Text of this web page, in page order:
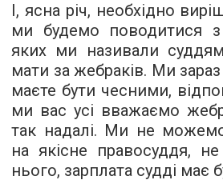
І, ясна річ, необхідно
ми будемо поводитися
яких ми називали
мати за жебраків. Ми
маєте бути чесними,
ми вас усі вважаємо
так надалі. Ми не
на якісне правосуддя,
нього, зарплата судді має